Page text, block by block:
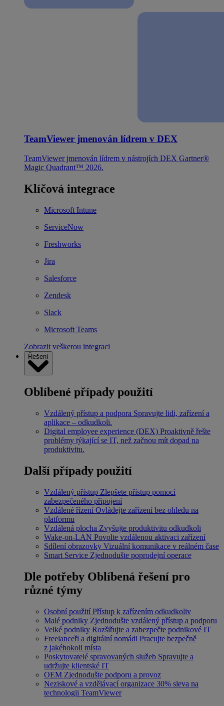
TeamViewer jmenován lídrem v DEX
TeamViewer jmenován lídrem v nástrojích DEX Gartner®
Magic Quadrant™ 2026.
Klíčová integrace
Microsoft Intune
ServiceNow
Freshworks
Jira
Salesforce
Zendesk
Slack
Microsoft Teams
Zobrazit veškerou integraci
Řešení
Oblíbené případy použití
Vzdálený přístup a podpora Spravujte lidi, zařízení a
aplikace – odkudkoli.
Digital employee experience (DEX) Proaktivně řešte
problémy týkající se IT, než začnou mít dopad na
produktivitu.
Další případy použití
Vzdálený přístup Zlepšete přístup pomocí
zabezpečeného připojení
Vzdálené řízení Ovládejte zařízení bez ohledu na
platformu
Vzdálená plocha Zvyšujte produktivitu odkudkoli
Wake-on-LAN Povolte vzdálenou aktivaci zařízení
Sdílení obrazovky Vizuální komunikace v reálném čase
Smart Service Zjednodušte poprodejní operace
Dle potřeby Oblíbená řešení pro
různé týmy
Osobní použití Přístup k zařízením odkudkoliv
Malé podniky Zjednodušte vzdálený přístup a podporu
Velké podniky Rozšiřujte a zabezpečte podnikové IT
Freelanceři a digitální nomádi Pracujte bezpečně
z jakéhokoli místa
Poskytovatelé spravovaných služeb Spravujte a
udržujte klientské IT
OEM Zjednodušte podporu a provoz
Neziskové a vzdělávací organizace 30% sleva na
technologii TeamViewer